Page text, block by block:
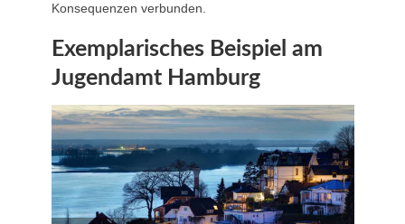
Konsequenzen verbunden.
Exemplarisches Beispiel am
Jugendamt Hamburg